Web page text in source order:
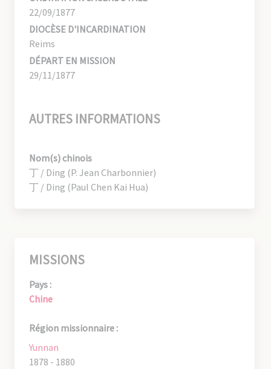
22/09/1877
DIOCÈSE D'INCARDINATION
Reims
DÉPART EN MISSION
29/11/1877
AUTRES INFORMATIONS
Nom(s) chinois
丁 / Ding (P. Jean Charbonnier)
丁 / Ding (Paul Chen Kai Hua)
MISSIONS
Pays :
Chine
Région missionnaire :
Yunnan
1878 - 1880